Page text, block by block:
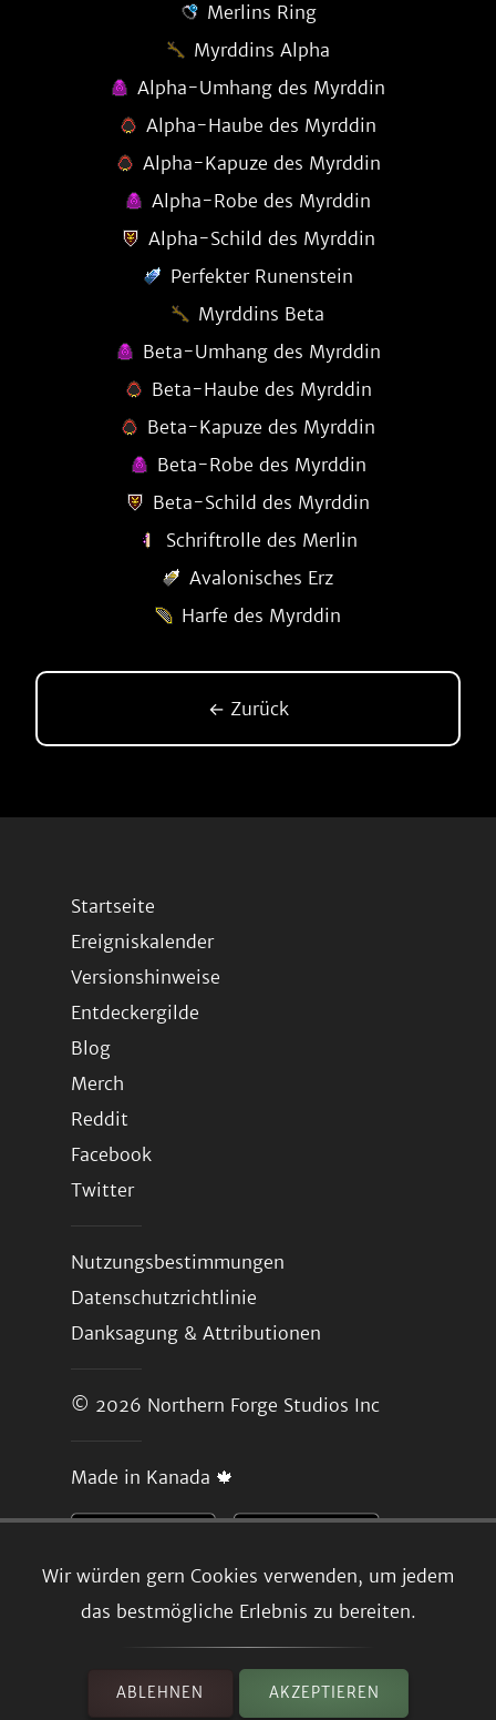
Wir würden gern Cookies verwenden, um jedem
das bestmögliche Erlebnis zu bereiten.
ABLEHNEN AKZEPTIEREN
Merlins Ring
Myrddins Alpha
Alpha-Umhang des Myrddin
Alpha-Haube des Myrddin
Alpha-Kapuze des Myrddin
Alpha-Robe des Myrddin
Alpha-Schild des Myrddin
Perfekter Runenstein
Myrddins Beta
Beta-Umhang des Myrddin
Beta-Haube des Myrddin
Beta-Kapuze des Myrddin
Beta-Robe des Myrddin
Beta-Schild des Myrddin
Schriftrolle des Merlin
Avalonisches Erz
Harfe des Myrddin
← Zurück
Startseite
Ereigniskalender
Versionshinweise
Entdeckergilde
Blog
Merch
Reddit
Facebook
Twitter
Nutzungsbestimmungen
Datenschutzrichtlinie
Danksagung & Attributionen
© 2026 Northern Forge Studios Inc
Made in Kanada 🍁